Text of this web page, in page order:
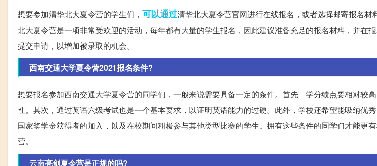
想要参加清华北大夏令营的学生们， 可以通过清华北大夏令营官网进行在线报名，或者选择邮寄报名材
北大夏令营是一项非常受欢迎的活动，每年都有大量的学生报名，因此建议准备充足的报名材料，并在
提交申请，以增加被录取的机会。
西南交通大学夏令营2021报名条件?
想要报名参加西南交通大学夏令营的同学们，一般来说需要具备一定的条件。首先，学分绩点要相对较
性。其次，通过英语六级考试也是一个基本要求，以证明英语能力的过硬。此外，学校还希望能吸纳优
国家奖学金获得者的加入，以及在校期间积极参与其他类型比赛的学生。拥有这些条件的同学们才能更
营。
云南亮剑夏令营是正规的吗?